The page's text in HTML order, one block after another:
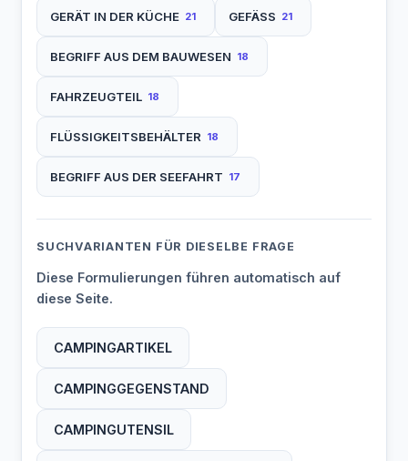
GERÄT IN DER KÜCHE 21 GEFÄSS 21
BEGRIFF AUS DEM BAUWESEN 18
FAHRZEUGTEIL 18
FLÜSSIGKEITSBEHÄLTER 18
BEGRIFF AUS DER SEEFAHRT 17
SUCHVARIANTEN FÜR DIESELBE FRAGE
Diese Formulierungen führen automatisch auf
diese Seite.
CAMPINGARTIKEL
CAMPINGGEGENSTAND
CAMPINGUTENSIL